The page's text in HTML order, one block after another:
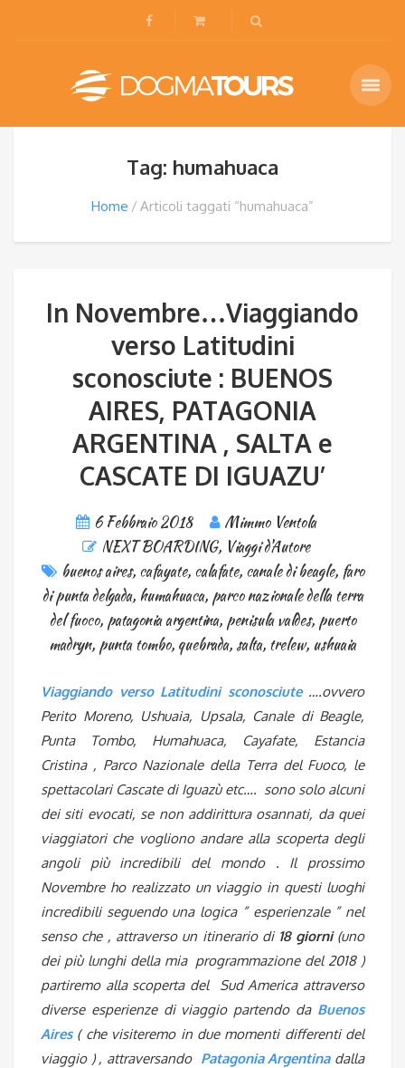
Tag: humahuaca
Home Articoli taggati “humahuaca”
In Novembre…Viaggiando
verso Latitudini
sconosciute : BUENOS
AIRES, PATAGONIA
ARGENTINA , SALTA e
CASCATE DI IGUAZU’
6 Febbraio 2018
Mimmo Ventola
NEXT BOARDING, Viaggi d'Autore
buenos aires, cafayate, calafate, canale di beagle, faro
di punta delgada, humahuaca, parco nazionale della terra
del fuoco, patagonia argentina, penisula valdes, puerto
madryn, punta tombo, quebrada, salta, trelew, ushuaia
Viaggiando verso Latitudini sconosciute….ovvero
Perito Moreno, Ushuaia, Upsala, Canale di Beagle,
Punta Tombo, Humahuaca, Cayafate, Estancia
Cristina , Parco Nazionale della Terra del Fuoco, le
spettacolari Cascate di Iguazù etc…. sono solo alcuni
dei siti evocati, se non addirittura osannati, da quei
viaggiatori che vogliono andare alla scoperta degli
angoli più incredibili del mondo . Il prossimo
Novembre ho realizzato un viaggio in questi luoghi
incredibili seguendo una logica ” esperienzale ” nel
senso che , attraverso un itinerario di 18 giorni(uno
dei più lunghi della mia programmazione del 2018 )
partiremo alla scoperta del Sud America attraverso
diverse esperienze di viaggio partendo da Buenos
Aires( che visiteremo in due momenti differenti del
viaggio ) , attraversando Patagonia Argentinadalla